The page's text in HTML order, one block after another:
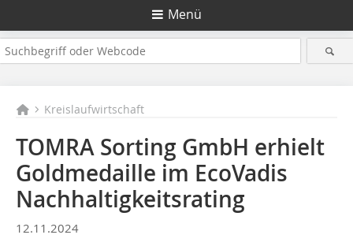
Menü
Kreislaufwirtschaft
TOMRA Sorting GmbH erhielt
Goldmedaille im EcoVadis
Nachhaltigkeitsrating
12.11.2024